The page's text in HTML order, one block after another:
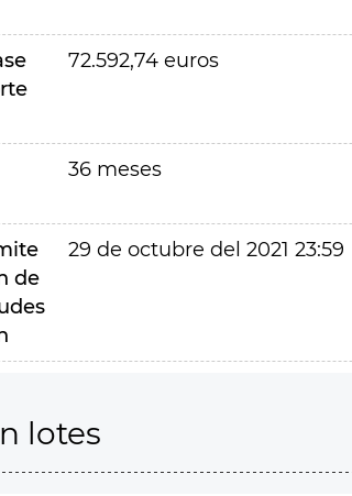
72.592,74 euros
36 meses
de
29 de octubre del 2021 23:59
lotes